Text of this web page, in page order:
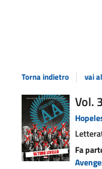
Torna indietro vai
Dettaglio
del
documento
Vol.
Fa